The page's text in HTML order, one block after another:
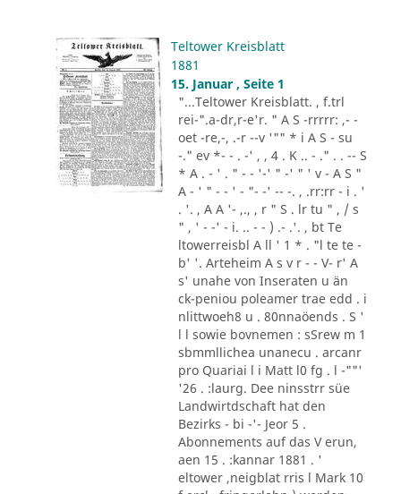
Teltower Kreisblatt
1881
15. Januar , Seite 1
"...Teltower Kreisblatt. , f.trl
rei-".a-dr,r-e'r. " A S -rrrrr: ,- -
oet -re,-, .-r --v '"" * i A S - su
-." ev *- - . -' , , 4 . K .. - ." . . -- S
* A . - ' . " - - '-' " -' " ' v - A S "
A - ' " - - ' - "- -' -- -. , .rr:rr - i . '
. '. , A A '- ,., , r " S . lr tu " , / s
" , ' - -' - i. .. - - ) .- .'. , bt Te
ltowerreisbl A ll ' 1 * . "l te te -
b' '. Arteheim A s v r - - V- r' A
s' unahe von Inseraten u än
ck-peniou poleamer trae edd . i
nlittwoeh8 u . 80nnaöends . S '
l l sowie bovnemen : sSrew m 1
sbmmllichea unanecu . arcanr
pro Quariai l i Matt l0 fg . l -""'
'26 . :laurg. Dee ninsstrr süe
Landwirtdschaft hat den
Bezirks - bi -'- Jeor 5 .
Abonnements auf das V erun,
aen 15 . :kannar 1881 . '
eltower ,neigblat rris l Mark 10